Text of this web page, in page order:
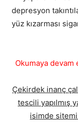
depresyon
yüz kızarması
Okumaya
Çekirdek inanç
tescili yapılmış
isimde